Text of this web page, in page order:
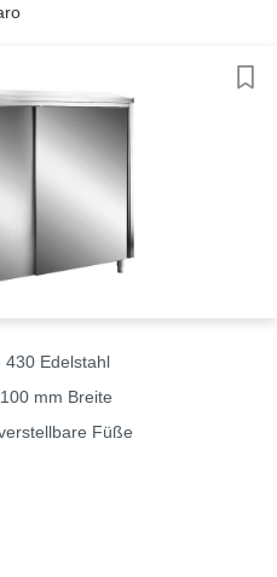
430 Edelstahl
mm Breite
Füße